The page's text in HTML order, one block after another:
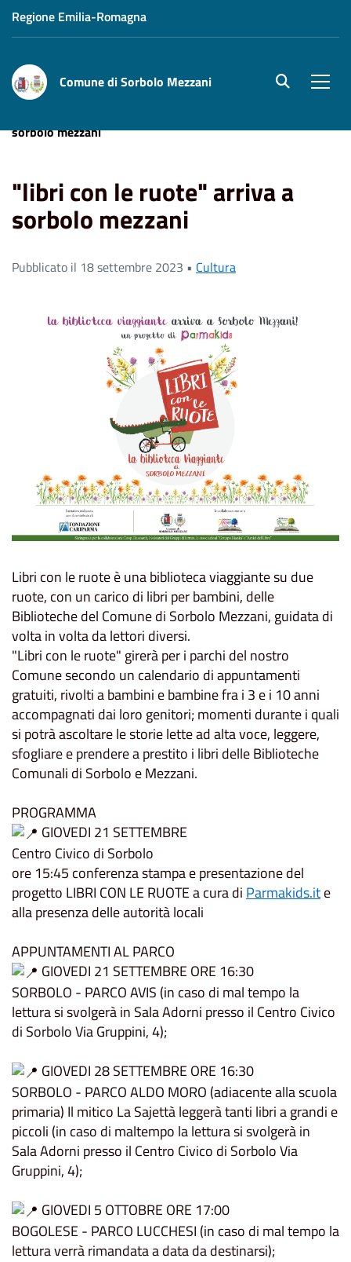
Regione Emilia-Romagna
Comune di Sorbolo Mezzani site.searc
sorbolo mezzani
"libri con le ruote" arriva a
sorbolo mezzani
Pubblicato il 18 settembre 2023 • Cultura
Libri con le ruoteè una biblioteca viaggiante su due
ruote, con un carico di libri per bambini, delle
Biblioteche del Comune di Sorbolo Mezzani, guidata di
volta in volta da lettori diversi.
"Libri con le ruote" girerà per i parchi del nostro
Comune secondo un calendario di appuntamenti
gratuiti, rivolti a bambini e bambine fra i 3 e i 10 anni
accompagnati dai loro genitori; momenti durante i quali
si potrà ascoltare le storie lette ad alta voce, leggere,
sfogliare e prendere a prestito i libri delle Biblioteche
Comunali di Sorbolo e Mezzani.
PROGRAMMA
GIOVEDI 21 SETTEMBRE
Centro Civico di Sorbolo
ore 15:45 conferenza stampa e presentazione del
progetto LIBRI CON LE RUOTE a cura di Parmakids.ite
alla presenza delle autorità locali
APPUNTAMENTI AL PARCO
GIOVEDI 21 SETTEMBRE ORE 16:30
SORBOLO - PARCO AVIS (in caso di mal tempo la
lettura si svolgerà in Sala Adorni presso il Centro Civico
di Sorbolo Via Gruppini, 4);
GIOVEDI 28 SETTEMBRE ORE 16:30
SORBOLO - PARCO ALDO MORO (adiacente alla scuola
primaria) Il mitico La Sajettà leggerà tanti libri a grandi e
piccoli (in caso di maltempo la lettura si svolgerà in
Sala Adorni presso il Centro Civico di Sorbolo Via
Gruppini, 4);
GIOVEDI 5 OTTOBRE ORE 17:00
BOGOLESE - PARCO LUCCHESI (in caso di mal tempo la
lettura verrà rimandata a data da destinarsi);